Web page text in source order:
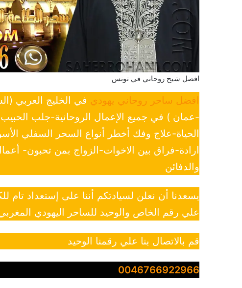
افضل شيخ روحاني في تونس
افضل ساحر روحاني يهودي في الخليج العربي
-عمان ) في جميع الإعمال الروحانية-جلب
الحياة-علاج وفك أخطر أنواع السحر السفلي
ارادة-فراق بين الاخوات-الزواج بمن تحبون-
والدفائن
يسعدنا أن نعلن لسيادتكم أننا على إستعداد
علي رقم الخاص والوحيد للساحر اليهودي
قم بالاتصال بنا علي رقمنا الوحيد
0046766922966